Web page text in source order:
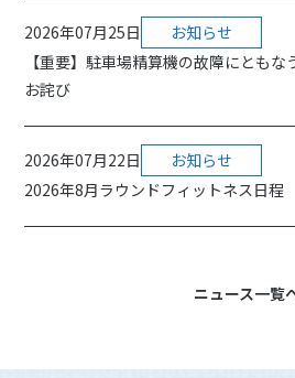
2026年07月25日
お知らせ
【重要】駐車場精算機の故障にとも
お詫び
2026年07月22日
お知らせ
2026年8月ラウンドフィットネス日程
ニュース一覧